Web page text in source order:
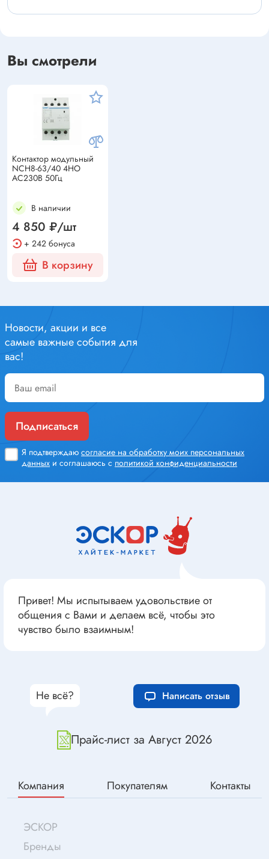
Вы смотрели
Контактор модульный
NCH8-63/40 4НО
AC230В 50Гц
В наличии
4 850 ₽/шт
+ 242 бонуса
В корзину
Новости, акции и все
самые важные события для
вас!
Подписаться
Я подтверждаю согласие на обработку моих персональных
данных и соглашаюсь с политикой конфиденциальности
Привет! Мы испытываем удовольствие от
общения с Вами и делаем всё, чтобы это
чувство было взаимным!
Прайс-лист за Август 2026
Не всё? Написать отзыв
Компания Покупателям Контакты
ЭСКОР
Бренды